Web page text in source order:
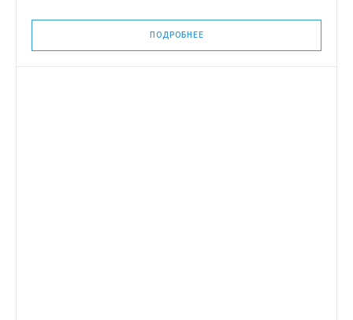
ПОДРОБНЕЕ